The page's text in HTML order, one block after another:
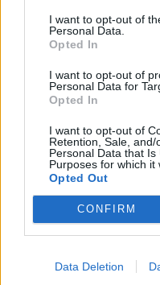
I want to opt-out of
Personal Data.
Opted In
I want to opt-out of
Personal Data for
Opted In
I want to opt-out of
Retention, Sale,
Personal Data that
Purposes for which it
Opted Out
CONFIRM
Data Deletion
BOVARY TIPS ⸻28
BEAUTY
H beauty editor